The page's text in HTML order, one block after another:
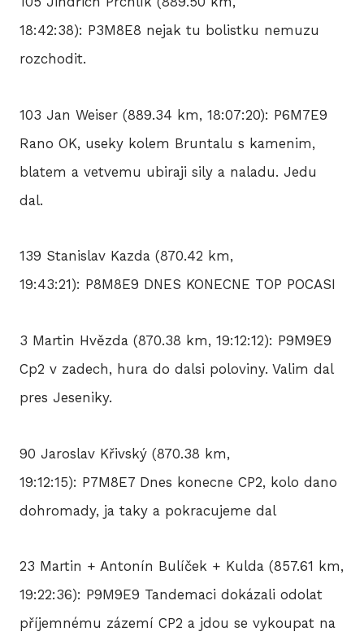
18:42:38): P3M8E8 nejak tu bolistku nemuzu
rozchodit.
103 Jan Weiser (889.34 km, 18:07:20): P6M7E9
Rano OK, useky kolem Bruntalu s kamenim,
blatem a vetvemu ubiraji sily a naladu. Jedu
dal.
139 Stanislav Kazda (870.42 km,
19:43:21): P8M8E9 DNES KONECNE TOP POCASI
3 Martin Hvězda (870.38 km, 19:12:12): P9M9E9
Cp2 v zadech, hura do dalsi poloviny. Valim dal
pres Jeseniky.
90 Jaroslav Křivský (870.38 km,
19:12:15): P7M8E7 Dnes konecne CP2, kolo dano
dohromady, ja taky a pokracujeme dal
23 Martin + Antonín Bulíček + Kulda (857.61 km,
19:22:36): P9M9E9 Tandemaci dokázali odolat
příjemnému zázemí CP2 a jdou se vykoupat na